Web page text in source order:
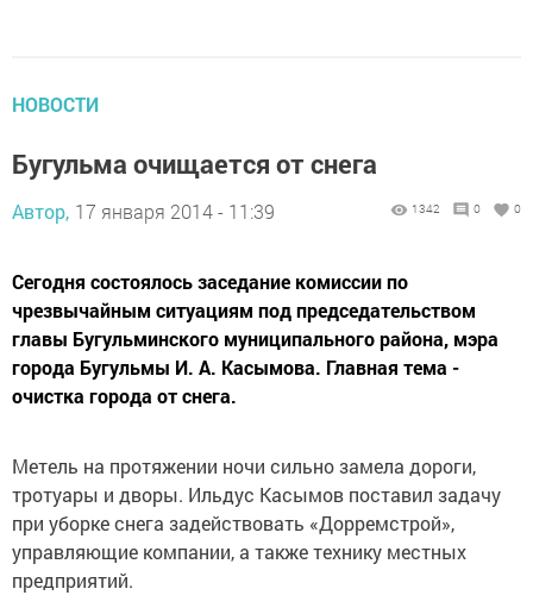
НОВОСТИ
Бугульма очищается от снега
Автор, 17 января 2014 - 11:39 1342 0 0
Сегодня состоялось заседание комиссии по
чрезвычайным ситуациям под председательством
главы Бугульминского муниципального района, мэра
города Бугульмы И. А. Касымова. Главная тема -
очистка города от снега.
Метель на протяжении ночи сильно замела дороги,
тротуары и дворы. Ильдус Касымов поставил задачу
при уборке снега задействовать «Дорремстрой»,
управляющие компании, а также технику местных
предприятий.